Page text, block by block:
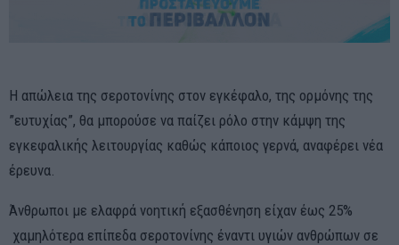
Η απώλεια της σεροτονίνης στον εγκέφαλο, της ορμόνης της
”ευτυχίας”, θα μπορούσε να παίζει ρόλο στην κάμψη της
εγκεφαλικής λειτουργίας καθώς κάποιος γερνά, αναφέρει νέα
έρευνα.
Άνθρωποι με ελαφρά νοητική εξασθένηση είχαν έως 25%
χαμηλότερα επίπεδα σεροτονίνης έναντι υγιών ανθρώπων σε